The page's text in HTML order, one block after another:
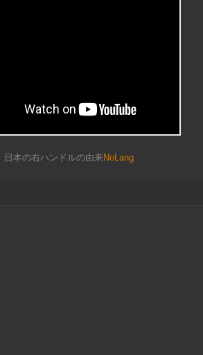
日本の右ハンドルの由来NoLang